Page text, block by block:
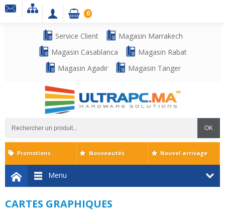
Service Client
Magasin Marrakech
Magasin Casablanca
Magasin Rabat
Magasin Agadir
Magasin Tanger
OK
0
Menu
Promotions Nouveautés Nouvel arrivage
CARTES GRAPHIQUES